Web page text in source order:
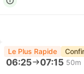
Le Plus Rapide
06:25 07:15 50m